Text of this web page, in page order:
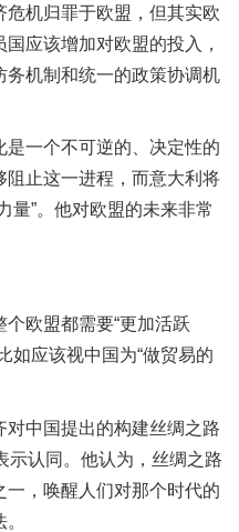
机归罪于欧盟，但其实欧
应该增加对欧盟的投入，
机制和统一的政策协调机
一个不可逆的、决定性的
止这一进程，而意大利将
量”。他对欧盟的未来非常
欧盟都需要“更加活跃
如应该视中国为“做贸易的
中国提出的构建丝绸之路
示认同。他认为，丝绸之路
，唤醒人们对那个时代的